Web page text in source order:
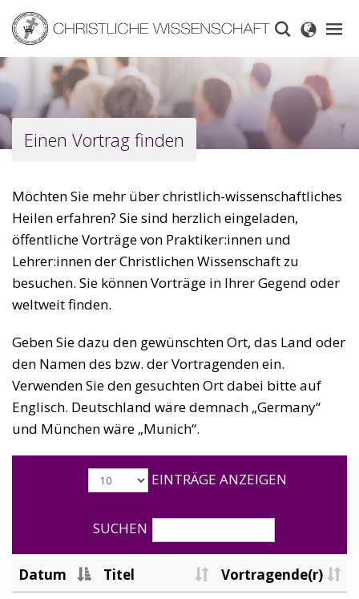
main
content
Einen Vortrag finden
Möchten Sie mehr über christlich-wissenschaftliches
Heilen erfahren? Sie sind herzlich eingeladen,
öffentliche Vorträge von Praktiker:innen und
Lehrer:innen der Christlichen Wissenschaft zu
besuchen. Sie können Vorträge in Ihrer Gegend oder
weltweit finden.
Geben Sie dazu den gewünschten Ort, das Land oder
den Namen des bzw. der Vortragenden ein.
Verwenden Sie den gesuchten Ort dabei bitte auf
Englisch. Deutschland wäre demnach „Germany“
und München wäre „Munich“.
EINTRÄGE ANZEIGEN
SUCHEN
Datum Titel Vortragende(r)